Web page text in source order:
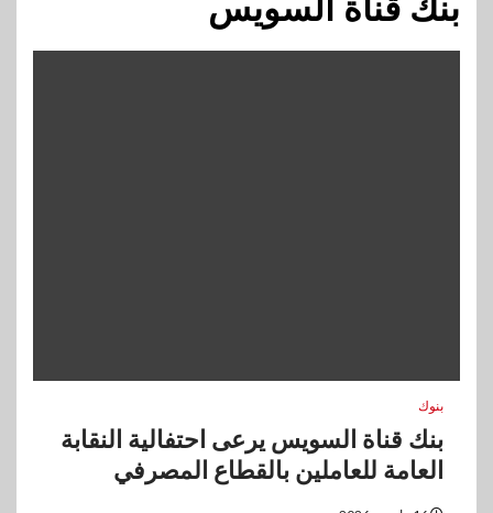
بنك قناة السويس
بنوك
بنك قناة السويس يرعى احتفالية النقابة
العامة للعاملين بالقطاع المصرفي